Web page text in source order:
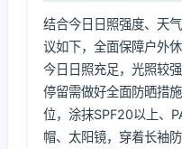
结合今日日照强度、天
议如下，全面保障户外休
今日日照充足，光照较
停留需做好全面防晒措
位，涂抹SPF20以上、
帽、太阳镜，穿着长袖